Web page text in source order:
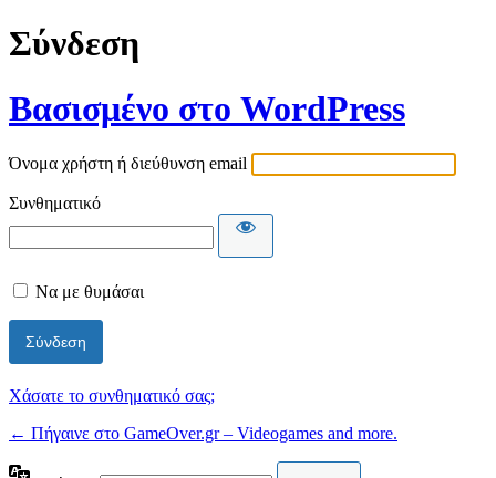
Σύνδεση
Βασισμένο στο WordPress
Όνομα χρήστη ή διεύθυνση email
Συνθηματικό
Να με θυμάσαι
Χάσατε το συνθηματικό σας;
← Πήγαινε στο GameOver.gr – Videogames and more.